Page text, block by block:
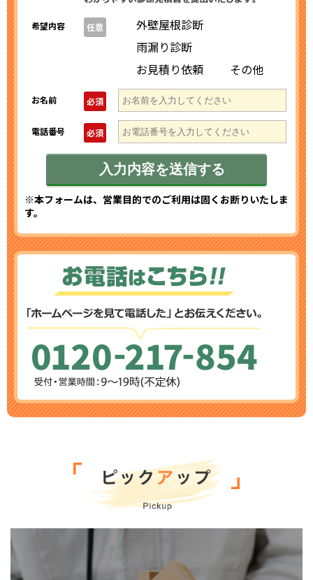
希望内容 任意
外壁屋根診断
雨漏り診断
お見積り依頼
その他
お名前 必須
電話番号 必須
※本フォームは、営業目的でのご利用は固くお断りいたしま
す。